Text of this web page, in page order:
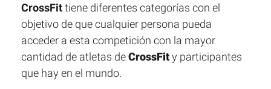
CrossFittiene diferentes categorías con el
objetivo de que cualquier persona pueda
acceder a esta competición con la mayor
cantidad de atletas deCrossFity participantes
que hay en el mundo.